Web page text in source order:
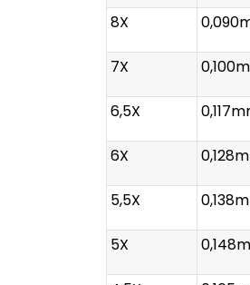
8X
7X
6,5X
6X
5,5X
5X